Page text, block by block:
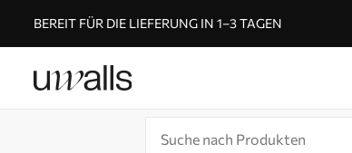
BEREIT FÜR DIE LIEFERUNG IN 1–3 TAGEN